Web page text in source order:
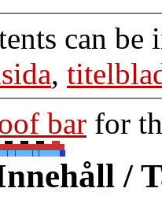
can be
,
bar for
/